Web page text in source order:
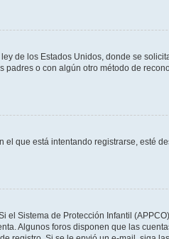
de los Estados Unidos, donde se
o con algún otro método de
que está intentando registrarse, esté
Sistema de Protección Infantil
Algunos foros disponen que las